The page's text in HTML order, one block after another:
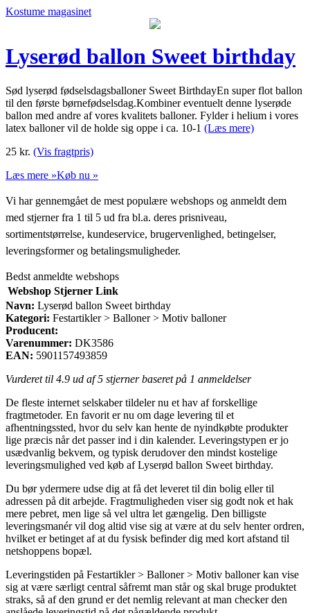
Kostume magasinet
Lyserød ballon Sweet birthday
Sød lyserød fødselsdagsballoner Sweet BirthdayEn super flot ballon
til den første børnefødselsdag.Kombiner eventuelt denne lyserøde
ballon med andre af vores kvalitets balloner. Fylder i helium i vores
latex balloner vil de holde sig oppe i ca. 10-1 (Læs mere)
25 kr. (Vis fragtpris)
Læs mere »Køb nu »
Vi har gennemgået de mest populære webshops og anmeldt dem
med stjerner fra 1 til 5 ud fra bl.a. deres prisniveau,
sortimentstørrelse, kundeservice, brugervenlighed, betingelser,
leveringsformer og betalingsmuligheder.
Bedst anmeldte webshops
Webshop Stjerner Link
Navn: Lyserød ballon Sweet birthday
Kategori: Festartikler > Balloner > Motiv balloner
Producent:
Varenummer: DK3586
EAN: 5901157493859
Vurderet til 4.9 ud af 5 stjerner baseret på 1 anmeldelser
De fleste internet selskaber tildeler nu et hav af forskellige
fragtmetoder. En favorit er nu om dage levering til et
afhentningssted, hvor du selv kan hente de nyindkøbte produkter
lige præcis når det passer ind i din kalender. Leveringstypen er jo
usædvanlig bekvem, og typisk derudover den mindst kostelige
leveringsmulighed ved køb af Lyserød ballon Sweet birthday.
Du bør ydermere udse dig at få det leveret til din bolig eller til
adressen på dit arbejde. Fragtmuligheden viser sig godt nok et hak
mere pebret, men lige så vel ultra let gængelig. Den billigste
leveringsmanér vil dog altid vise sig at være at du selv henter ordren,
hvilket er betinget af at du fysisk befinder dig med kort afstand til
netshoppens bopæl.
Leveringstiden på Festartikler > Balloner > Motiv balloner kan vise
sig at være særligt central såfremt man står og skal bruge produktet
straks, så af den grund er det nemlig relevant at man checker den